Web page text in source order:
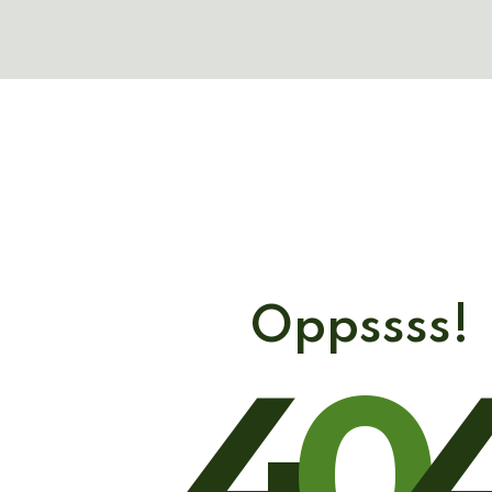
Oppssss!